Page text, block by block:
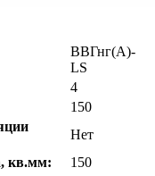
ВВГнг(А)-
LS
4
150
Нет
кв.мм:
150